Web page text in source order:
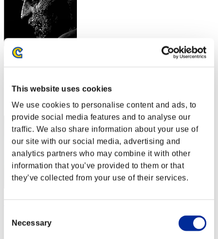
This website uses cookies
We use cookies to personalise content and ads, to
provide social media features and to analyse our
traffic. We also share information about your use of
our site with our social media, advertising and
analytics partners who may combine it with other
information that you’ve provided to them or that
they’ve collected from your use of their services.
Selection
Necessary
Maevezinha
RANK
12
Scarletwarlock
スコア:Lv:80/05'23"61